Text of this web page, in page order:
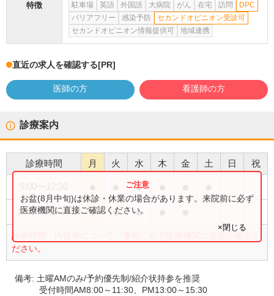
特徴
駐車場
英語 外国語 大病院 がん 在宅 訪問
DPC
バリアフリー
感染予防
セカンドオピニオン受診可
セカンドオピニオン情報提供可
地域連携
直近の求人を確認する[PR]
医師の方 看護師の方
診療案内
診療時間 月 火 水 木 金 土 日 祝
●
14:00〜16:30 ● ● ●
診療時間・内容等について、事前に必ず医療機関に直接ご確認く
ださい。
お盆(8月中旬)は休診・休業の場合があります。来院前に必ず
医療機関に直接ご確認ください。
×閉じる
備考: 土曜AMのみ/予約優先制/紹介状持参を推奨
受付時間AM8:00～11:30、PM13:00～15:30